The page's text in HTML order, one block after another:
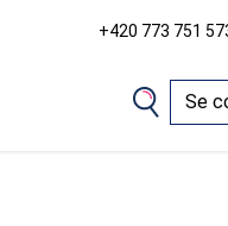
+420 773 751
Se